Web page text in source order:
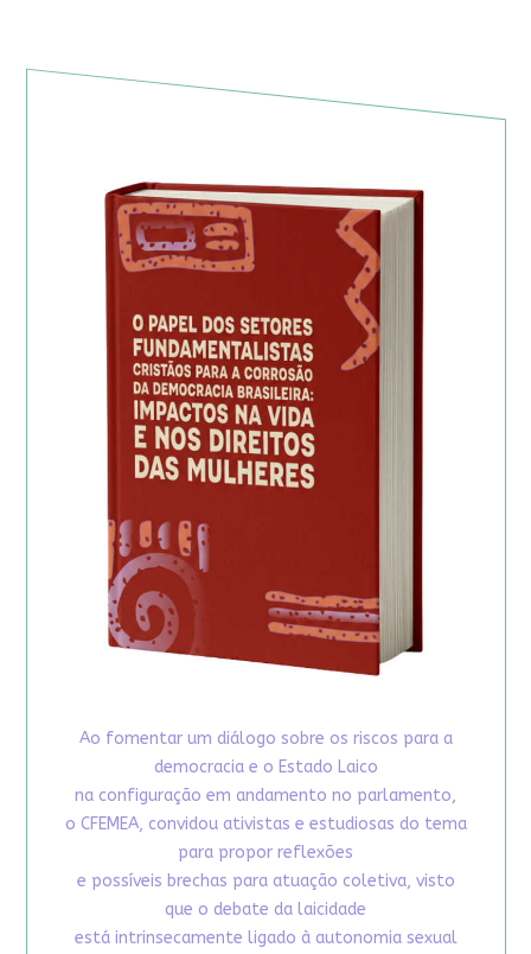
Ao fomentar um diálogo sobre os riscos para a
democracia e o Estado Laico
na configuração em andamento no parlamento,
o CFEMEA, convidou ativistas e estudiosas do tema
para propor reflexões
e possíveis brechas para atuação coletiva, visto
que o debate da laicidade
está intrinsecamente ligado à autonomia sexual